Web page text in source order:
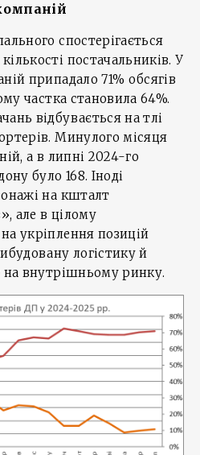
спостерігається
постачальників. У
припадало 71% обсягів
частка становила 64%.
відбувається на тлі
Минулого місяця
а в липні 2024-го
було 168. Іноді
на кшталт
але в цілому
укріплення позицій
логістику й
на внутрішньому ринку.